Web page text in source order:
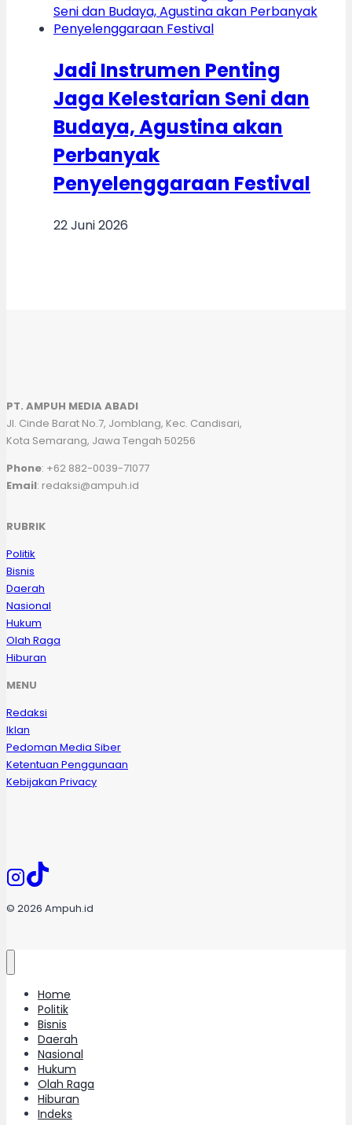
Jadi Instrumen Penting
Jaga Kelestarian Seni dan
Budaya, Agustina akan
Perbanyak
Penyelenggaraan Festival
22 Juni 2026
PT. AMPUH MEDIA ABADI
Jl. Cinde Barat No.7, Jomblang, Kec. Candisari,
Kota Semarang, Jawa Tengah 50256
Phone: +62 882-0039-71077
Email: redaksi@ampuh.id
RUBRIK
Politik
Bisnis
Daerah
Nasional
Hukum
Olah Raga
Hiburan
MENU
Redaksi
Iklan
Pedoman Media Siber
Ketentuan Penggunaan
Kebijakan Privacy
© 2026 Ampuh.id
Home
Politik
Bisnis
Daerah
Nasional
Hukum
Olah Raga
Hiburan
Indeks